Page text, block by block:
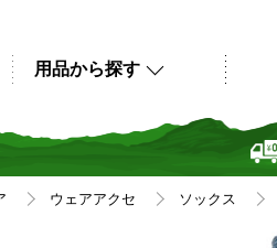
用品から探す
ウェアアクセ ソックス